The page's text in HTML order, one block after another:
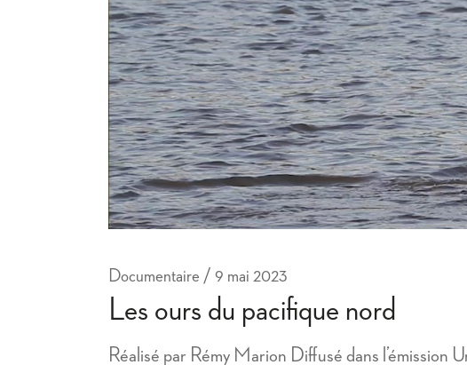
Documentaire 9 mai 2023
Les ours du pacifique nord
Réalisé par Rémy Marion Diffusé dans